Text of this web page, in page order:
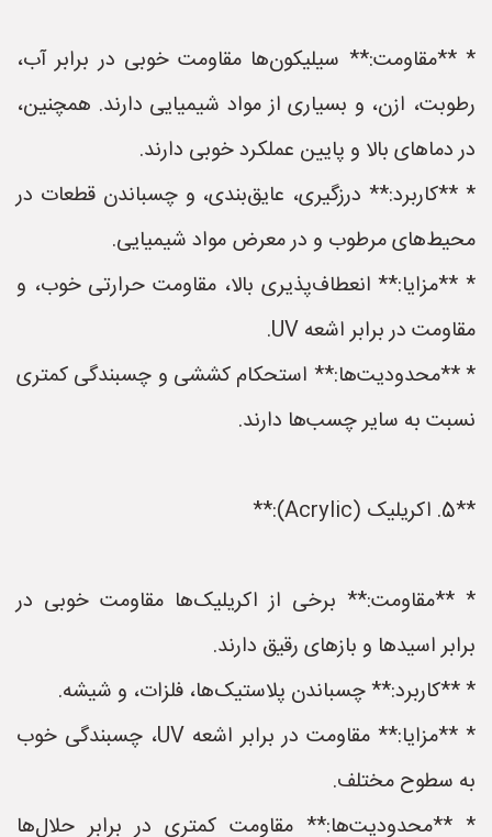
* **مقاومت:** سیلیکون‌ها مقاومت خوبی در برابر آب،
رطوبت، ازن، و بسیاری از مواد شیمیایی دارند. همچنین،
در دماهای بالا و پایین عملکرد خوبی دارند.
* **کاربرد:** درزگیری، عایق‌بندی، و چسباندن قطعات در
محیط‌های مرطوب و در معرض مواد شیمیایی.
* **مزایا:** انعطاف‌پذیری بالا، مقاومت حرارتی خوب، و
مقاومت در برابر اشعه UV.
* **محدودیت‌ها:** استحکام کششی و چسبندگی کمتری
نسبت به سایر چسب‌ها دارند.
**5. اکریلیک (Acrylic):**
* **مقاومت:** برخی از اکریلیک‌ها مقاومت خوبی در
برابر اسیدها و بازهای رقیق دارند.
* **کاربرد:** چسباندن پلاستیک‌ها، فلزات، و شیشه.
* **مزایا:** مقاومت در برابر اشعه UV، چسبندگی خوب
به سطوح مختلف.
* **محدودیت‌ها:** مقاومت کمتری در برابر حلال‌ها